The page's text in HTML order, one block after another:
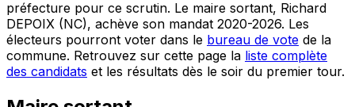
préfecture pour ce scrutin. Le maire sortant, Richard
DEPOIX (NC), achève son mandat 2020-2026. Les
électeurs pourront voter dans le bureau de vote de la
commune. Retrouvez sur cette page la liste complète
des candidats et les résultats dès le soir du premier tour.